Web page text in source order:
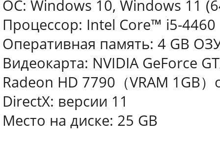
ОС: Windows 10, Windows 11
Процессор: Intel Core™ i5-
Оперативная память: 4 GB
Видеокарта: NVIDIA GeForce
Radeon HD 7790（VRAM 1GB
DirectX: версии 11
Место на диске: 25 GB